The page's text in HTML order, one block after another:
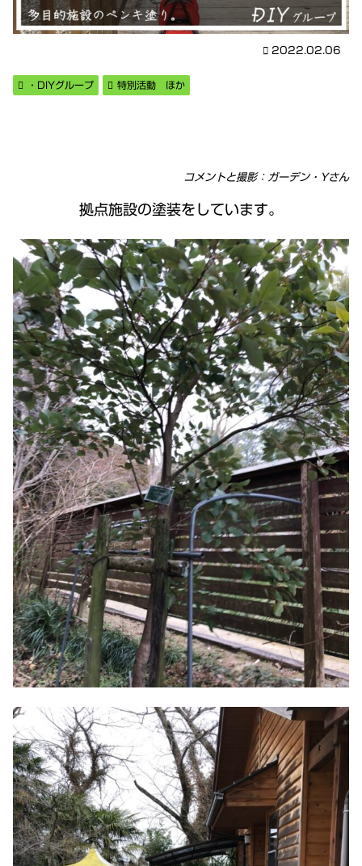
2022.02.06
・DIYグループ 特別活動 ほか
コメントと撮影：ガーデン・Yさん
拠点施設の塗装をしています。